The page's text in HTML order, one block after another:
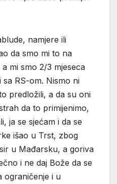
namjere ili
da smo mi to na
mi smo 2/3 mjeseca
RS-om. Nismo ni
predložili, a da su oni
da to primijenimo,
ja se sjećam i da se
išao u Trst, zbog
u Mađarsku, a goriva
i ne daj Bože da se
ograničenje i u